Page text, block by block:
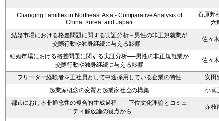
Changing Families in Northeast Asia - Comparative Analysis of
China, Korea, and Japan
石原邦
六
結婚市場における格差問題に関する実証分析－男性の非正規就業が
交際行動や独身継続に与える影響－
佐々
結婚市場における格差問題に関する実証分析──男性の非正規就業が
交際行動や独身継続に与える影響
佐々
フリーター経験者を正社員として中途採用している企業の特性
安田
起業家概念の変質と起業家社会の構築
小嶌
都市における非通念性の複合的生成過程――下位文化理論とコミュ
ニティ解放論の観点から
赤枝